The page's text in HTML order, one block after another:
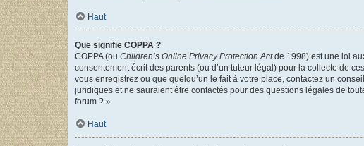
Haut
Que signifie COPPA ?
COPPA (ou Children’s Online Privacy Protection Actde 1998) est une loi
consentement écrit des parents (ou d’un tuteur légal) pour la collecte de
vous enregistrez ou que quelqu’un le fait à votre place, contactez un
juridiques et ne sauraient être contactés pour des questions légales de
forum ? ».
Haut